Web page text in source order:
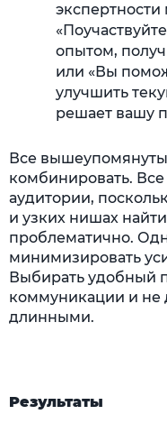
экспертности
опытом,
или «Вы
улучшить
решает вашу
Все
комбинировать.
аудитории,
и узких нишах
проблематично.
минимизировать
Выбирать удобный
коммуникации и не
длинными.
Результаты